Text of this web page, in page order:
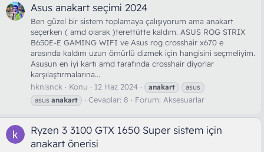
Asus anakart seçimi 2024
Ben güzel bir sistem toplamaya çalışıyorum ama anakart
seçerken ( amd olarak )terettütte kaldım. ASUS ROG STRIX
B650E-E GAMING WIFI ve Asus rog crosshair x670 e
arasında kaldım uzun ömürlü dizmek için hangisini seçmeliyim.
Asusun en iyi kartı amd tarafında crosshair diyorlar
karşılaştırmalarına...
hknlsnck
Konu 12 Haz 2024 anakart
asus
asus anakart Cevaplar: 8 Forum: Aksesuarlar
Ryzen 3 3100 GTX 1650 Super sistem için
anakart önerisi